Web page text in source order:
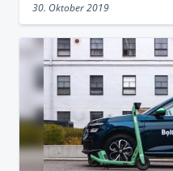
30. Oktober 2019